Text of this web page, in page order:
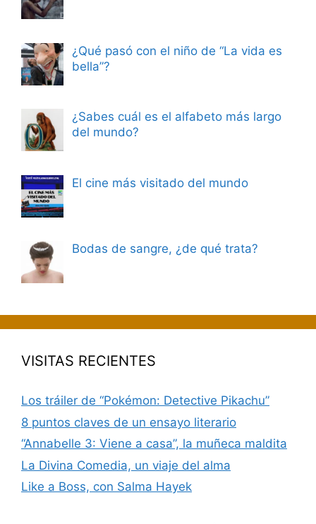
¿Qué pasó con el niño de “La vida es
bella”?
¿Sabes cuál es el alfabeto más largo
del mundo?
El cine más visitado del mundo
Bodas de sangre, ¿de qué trata?
VISITAS RECIENTES
Los tráiler de “Pokémon: Detective Pikachu”
8 puntos claves de un ensayo literario
“Annabelle 3: Viene a casa”, la muñeca maldita
La Divina Comedia, un viaje del alma
Like a Boss, con Salma Hayek